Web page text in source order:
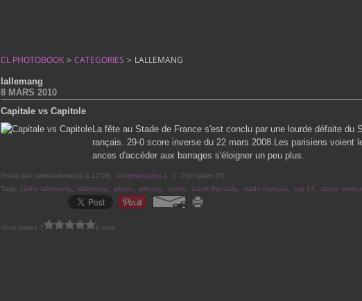
CL PHOTOBOOK > CATEGORIES > LALLEMANG
lallemang
8 MARS 2010
Capitale vs Capitole
La fête au Stade de France s'est conclu par une lourde défaite du
rançais. 29-0 score inverse du 22 mars 2008.Les parisiens voient
ances d'accéder aux barrages s'éloigner un peu plus.
Posté par celinelallemang à 17:28 - Commentaires [ ] - Permalien [#]
Tags: céline lallemang lallemang photo photos rugby, stade francais stade français top 14 stade
Vous aimez ? 0 vote